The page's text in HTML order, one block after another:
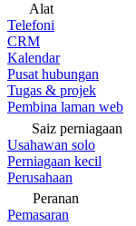
Alat
Telefoni
CRM
Kalendar
Pusat hubungan
Tugas & projek
Pembina laman web
Saiz perniagaan
Usahawan solo
Perniagaan kecil
Perusahaan
Peranan
Pemasaran